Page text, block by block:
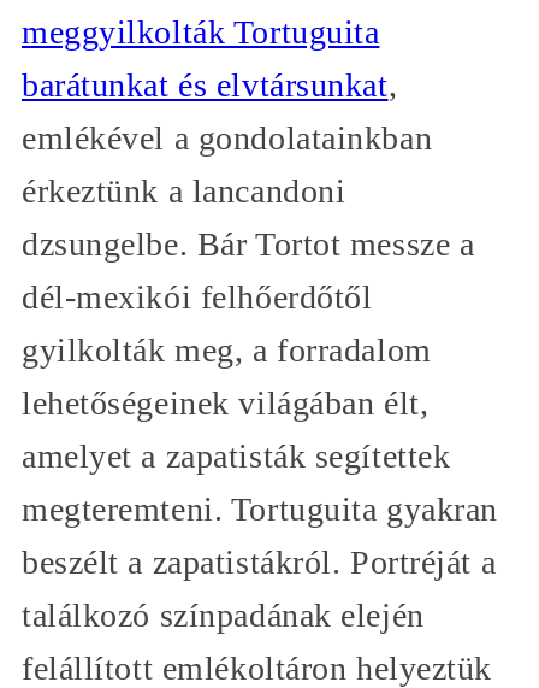
meggyilkolták Tortuguita
barátunkat és elvtársunkat,
emlékével a gondolatainkban
érkeztünk a lancandoni
dzsungelbe. Bár Tortot messze a
dél-mexikói felhőerdőtől
gyilkolták meg, a forradalom
lehetőségeinek világában élt,
amelyet a zapatisták segítettek
megteremteni. Tortuguita gyakran
beszélt a zapatistákról. Portréját a
találkozó színpadának elején
felállított emlékoltáron helyeztük